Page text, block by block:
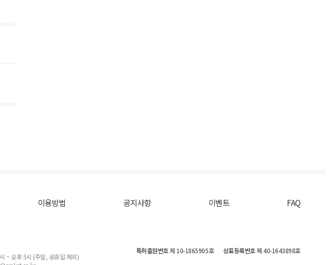
이용방법 공지사항 이벤트 FAQ
~ 오후 5시 (주말, 공휴일 제외)
특허출원번호제 10-1865905호 상표등록번호제 40-1643898호